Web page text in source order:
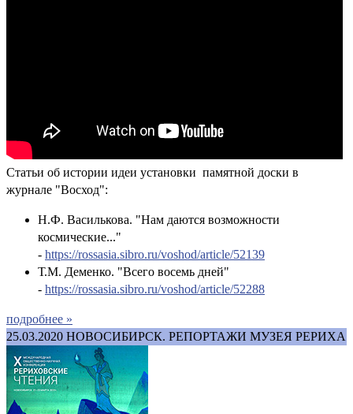
Статьи об истории идеи установки памятной доски в
журнале "Восход":
Н.Ф. Василькова. "Нам даются возможности
космические..."
- https://rossasia.sibro.ru/voshod/article/52139
Т.М. Деменко. "Всего восемь дней"
- https://rossasia.sibro.ru/voshod/article/52288
подробнее »
25.03.2020 НОВОСИБИРСК. РЕПОРТАЖИ МУЗЕЯ РЕРИХА